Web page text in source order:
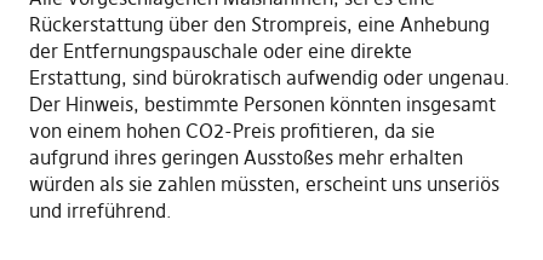
Rückerstattung über den Strompreis, eine Anhebung
der Entfernungspauschale oder eine direkte
Erstattung, sind bürokratisch aufwendig oder ungenau.
Der Hinweis, bestimmte Personen könnten insgesamt
von einem hohen CO2-Preis profitieren, da sie
aufgrund ihres geringen Ausstoßes mehr erhalten
würden als sie zahlen müssten, erscheint uns unseriös
und irreführend.